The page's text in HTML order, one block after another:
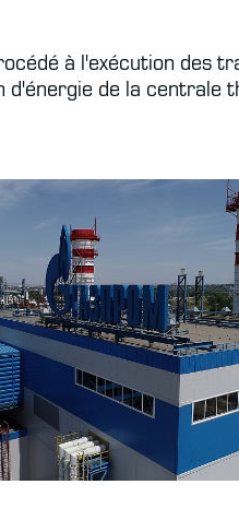
à l'exécution des
de la centrale